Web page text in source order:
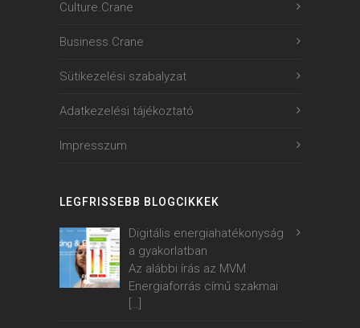
Culture.Crane
Business.Crane
Sütikezelési szabalyzat
Adatkezelési tájékoztató
Impresszum
LEGFRISSEBB BLOGCIKKEK
Digitális energiahatékonyság
a gyakorlatban
Az alábbi írás az MVM
Energiaforrás című szakmai